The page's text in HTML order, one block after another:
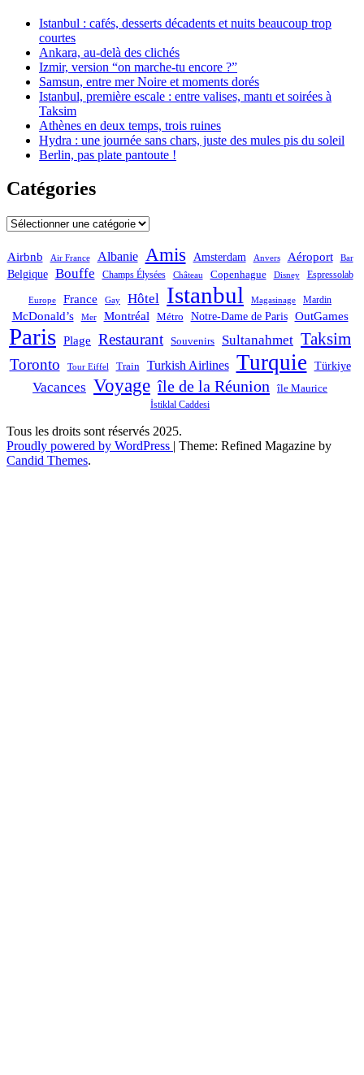
Istanbul : cafés, desserts décadents et nuits beaucoup trop
courtes
Ankara, au-delà des clichés
Izmir, version “on marche-tu encore ?”
Samsun, entre mer Noire et moments dorés
Istanbul, première escale : entre valises, mantı et soirées à
Taksim
Athènes en deux temps, trois ruines
Hydra : une journée sans chars, juste des mules pis du soleil
Berlin, pas plate pantoute !
Catégories
Catégories
Airbnb Air France Albanie Amis Amsterdam Anvers Aéroport Bar
Belgique Bouffe Champs Élysées Château Copenhague Disney Espressolab
Europe France Gay Hôtel Istanbul Magasinage Mardin
McDonald’s Mer Montréal Métro Notre-Dame de Paris OutGames
Paris Plage Restaurant Souvenirs Sultanahmet Taksim
Toronto Tour Eiffel Train Turkish Airlines Turquie Türkiye
Vacances Voyage île de la Réunion
île Maurice
İstiklal Caddesi
Tous les droits sont réservés 2025.
Proudly powered by WordPress | Theme: Refined Magazine by
Candid Themes.